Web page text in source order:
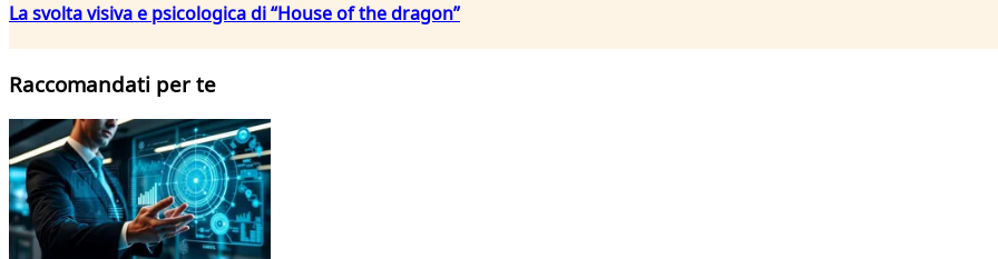
La svolta visiva e psicologica di “House of the dragon”
Raccomandati per te